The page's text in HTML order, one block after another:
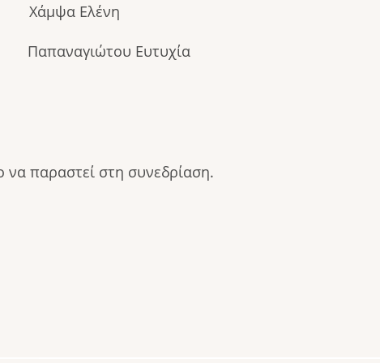
Ελένη
Ευτυχία
παραστεί στη συνεδρίαση.